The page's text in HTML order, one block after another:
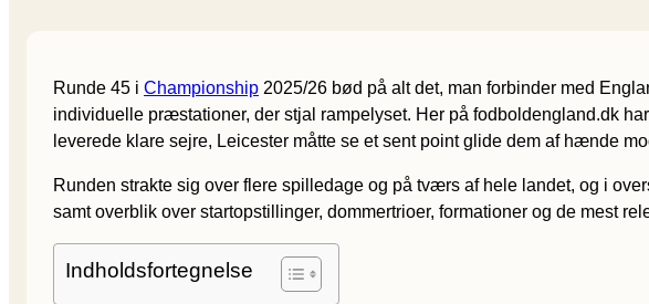
Runde 45 i Championship 2025/26 bød på alt det, man forbinder med
individuelle præstationer, der stjal rampelyset. Her på fodboldengland.dk
leverede klare sejre, Leicester måtte se et sent point glide dem af hænde
Runden strakte sig over flere spilledage og på tværs af hele landet, og i
samt overblik over startopstillinger, dommertrioer, formationer og de mest
Indholdsfortegnelse